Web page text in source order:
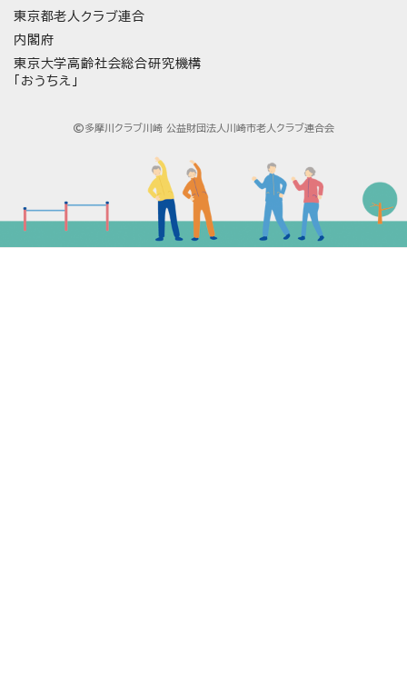
東京都老人クラブ連合
内閣府
東京大学高齢社会総合研究機構
「おうちえ」
多摩川クラブ川崎 公益財団法人川崎市老人クラブ連合会